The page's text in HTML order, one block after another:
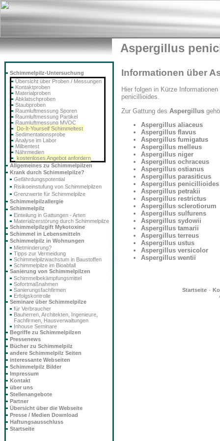
Aspergillus
Informationen über
Hier folgen in Kürze
penicillioides.
Zur Gattung des Aspergillus
Aspergillus aliaceus
Aspergillus flavus
Aspergillus fumigatus
Aspergillus melleus
Aspergillus niger
Aspergillus ochraceus
Aspergillus ostianus
Aspergillus parasiticus
Aspergillus penicillioides
Aspergillus petrakii
Aspergillus restrictus
Aspergillus sclerotiorum
Aspergillus sulfurens
Aspergillus sydowii
Aspergillus tamarii
Aspergillus terreus
Aspergillus ustus
Aspergillus versicolor
Aspergillus wentii
Startseite·
Schimmelpilz-Untersuchung
Übersicht über Proben / Messungen
Kontaktproben
Materialproben
Abklatschproben
Staubproben
Raumluftmessung Sporen
Raumluftmessung Partikel
Raumluftmessung MVOC
Do-It-Yourself Schimmeltest
Sedimentationsprobe
Analyse im Labor
Milbentest
Nährmedien
kostenloses Angebot anfordern
Allgemeines zu Schimmelpilzen
Krank durch Schimmelpilze?
Gefährdungspotential
Risikoeinstufung von Schimmelpilzen
Grenzwerte für Schimmelpilze
Schimmelpilzallergie
Schimmelpilz
Einteilung in Gattungen - Arten
Materialzerstörung durch Schimmelpilze
Schimmelpilzgift Mykotoxine
Schimmel in Lebensmitteln
Schimmelpilz in Wohnungen
Mietminderung?
Tipps zur Vermeidung
Schimmelpilzwachstum in Baustoffen
Schimmelpilze im Bioabfall
Sanierung von Schimmelpilzen
Schimmelbekämpfungsmittel
Sofortmaßnahmen
Sanierungsfachfirmen
Erfolgskontrolle
Seminare über Schimmelpilze
für Verbraucher
Bauherren, Architekten, Ingenieure,
Fachfirmen, Hausverwaltungen
Inhouse Seminare
Begriffe zu Schimmelpilzen
Pressenews
Bücher zu Schimmelpilz
andere Schimmelpilz Seiten
interessante Webseiten
Schimmelpilz Bilder
Impressum
Kontakt
über uns
Stellenangebote
Partner
Übersicht über die Webseite
Presse / Medien Download
Haftungsausschluss
Startseite